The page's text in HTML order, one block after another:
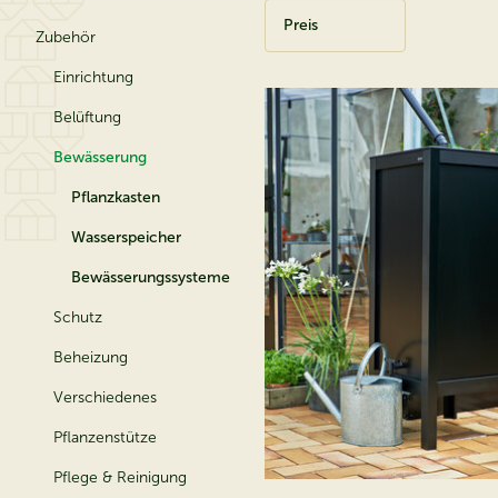
Zubehör
Einrichtung
Belüftung
Bewässerung
Pflanzkasten
Wasserspeicher
Bewässerungssysteme
Schutz
Beheizung
Verschiedenes
Pflanzenstütze
Pflege & Reinigung
Preis